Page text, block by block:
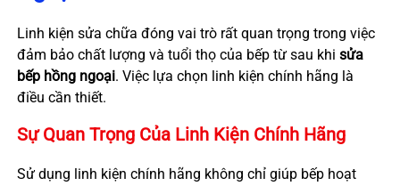
Linh kiện sửa chữa đóng vai trò rất quan trọng trong việc
đảm bảo chất lượng và tuổi thọ của bếp từ sau khi sửa
bếp hồng ngoại. Việc lựa chọn linh kiện chính hãng là
điều cần thiết.
Sự Quan Trọng Của Linh Kiện Chính Hãng
Sử dụng linh kiện chính hãng không chỉ giúp bếp hoạt